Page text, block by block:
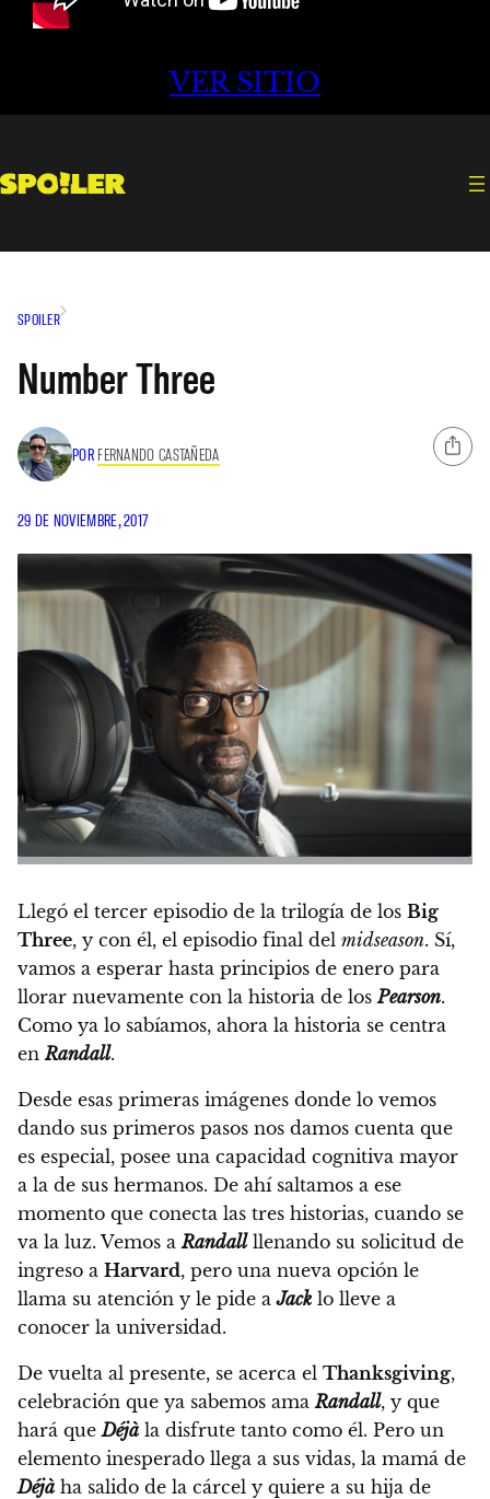
VER SITIO
SPOILER
Number Three
POR FERNANDO CASTAÑEDA
29 DE NOVIEMBRE, 2017
Llegó el tercer episodio de la trilogía de los Big
Three, y con él, el episodio final del midseason. Sí,
vamos a esperar hasta principios de enero para
llorar nuevamente con la historia de los Pearson.
Como ya lo sabíamos, ahora la historia se centra
en Randall.
Desde esas primeras imágenes donde lo vemos
dando sus primeros pasos nos damos cuenta que
es especial, posee una capacidad cognitiva mayor
a la de sus hermanos. De ahí saltamos a ese
momento que conecta las tres historias, cuando se
va la luz. Vemos a Randallllenando su solicitud de
ingreso a Harvard, pero una nueva opción le
llama su atención y le pide aJack lo lleve a
conocer la universidad.
De vuelta al presente, se acerca el Thanksgiving,
celebración que ya sabemos ama Randall, y que
hará queDéjà la disfrute tanto como él. Pero un
elemento inesperado llega a sus vidas, la mamá de
Déjà ha salido de la cárcel y quiere a su hija de